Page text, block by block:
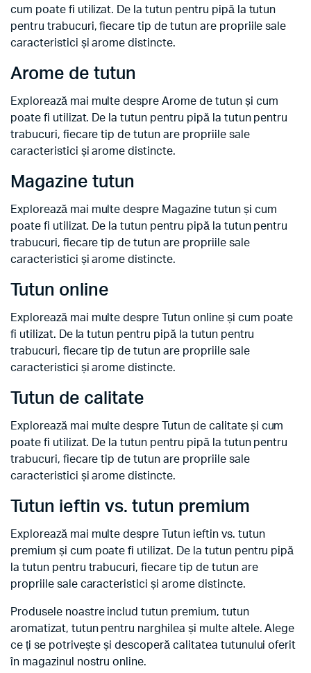
cum poate fi utilizat. De la tutun pentru pipă la tutun
pentru trabucuri, fiecare tip de tutun are propriile sale
caracteristici și arome distincte.
Arome de tutun
Explorează mai multe despre Arome de tutun și cum
poate fi utilizat. De la tutun pentru pipă la tutun pentru
trabucuri, fiecare tip de tutun are propriile sale
caracteristici și arome distincte.
Magazine tutun
Explorează mai multe despre Magazine tutun și cum
poate fi utilizat. De la tutun pentru pipă la tutun pentru
trabucuri, fiecare tip de tutun are propriile sale
caracteristici și arome distincte.
Tutun online
Explorează mai multe despre Tutun online și cum poate
fi utilizat. De la tutun pentru pipă la tutun pentru
trabucuri, fiecare tip de tutun are propriile sale
caracteristici și arome distincte.
Tutun de calitate
Explorează mai multe despre Tutun de calitate și cum
poate fi utilizat. De la tutun pentru pipă la tutun pentru
trabucuri, fiecare tip de tutun are propriile sale
caracteristici și arome distincte.
Tutun ieftin vs. tutun premium
Explorează mai multe despre Tutun ieftin vs. tutun
premium și cum poate fi utilizat. De la tutun pentru pipă
la tutun pentru trabucuri, fiecare tip de tutun are
propriile sale caracteristici și arome distincte.
Produsele noastre includ tutun premium, tutun
aromatizat, tutun pentru narghilea și multe altele. Alege
ce ți se potrivește și descoperă calitatea tutunului oferit
în magazinul nostru online.